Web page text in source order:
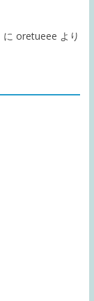
に oretueee より